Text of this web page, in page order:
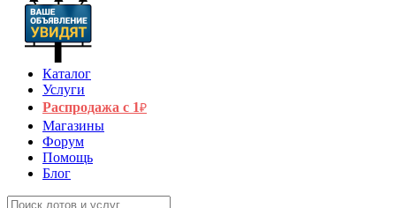
Каталог
Услуги
Распродажа с 1₽
Магазины
Форум
Помощь
Блог